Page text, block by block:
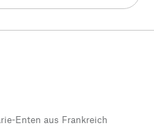
Enten aus Frankreich